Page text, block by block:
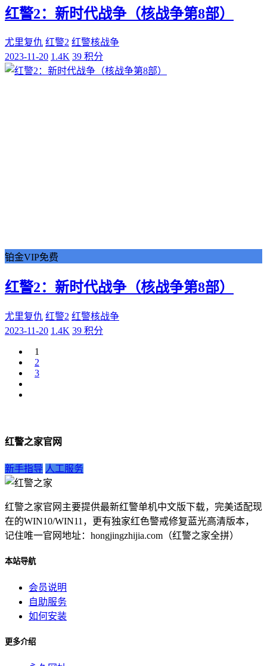
红警2：新时代战争（核战争第8部）
尤里复仇 红警2 红警核战争
2023-11-20 1.4K 39 积分
铂金VIP免费
红警2：新时代战争（核战争第8部）
尤里复仇 红警2 红警核战争
2023-11-20 1.4K 39 积分
1
2
3
红警之家官网
新手指导 人工服务
红警之家官网主要提供最新红警单机中文版下载，完美适配现
在的WIN10/WIN11，更有独家红色警戒修复蓝光高清版本，
记住唯一官网地址：hongjingzhijia.com（红警之家全拼）
本站导航
会员说明
自助服务
如何安装
更多介绍